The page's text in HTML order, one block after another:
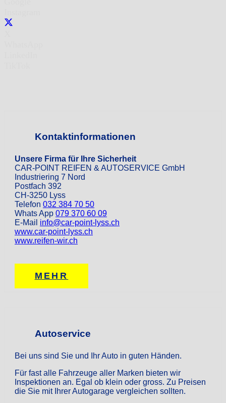
Kontaktinformationen
Unsere Firma für Ihre Sicherheit
CAR-POINT REIFEN & AUTOSERVICE GmbH
Industriering 7 Nord
Postfach 392
CH-3250 Lyss
Telefon 032 384 70 50
Whats App 079 370 60 09
E-Mail info@car-point-lyss.ch
www.car-point-lyss.ch
www.reifen-wir.ch
MEHR
Autoservice
Bei uns sind Sie und Ihr Auto in guten Händen.
Für fast alle Fahrzeuge aller Marken bieten wir
Inspektionen an. Egal ob klein oder gross. Zu Preisen
die Sie mit Ihrer Autogarage vergleichen sollten.